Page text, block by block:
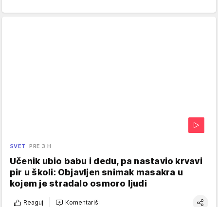
SVET PRE 3 H
Učenik ubio babu i dedu, pa nastavio krvavi
pir u školi: Objavljen snimak masakra u
kojem je stradalo osmoro ljudi
Reaguj Komentariši